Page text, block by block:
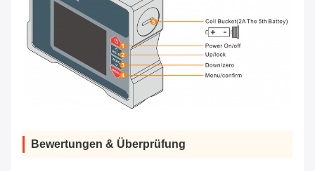
Bewertungen & Überprüfung